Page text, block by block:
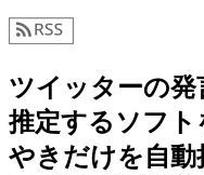
ツイッターの発
推定するソフト
やきだけを自動